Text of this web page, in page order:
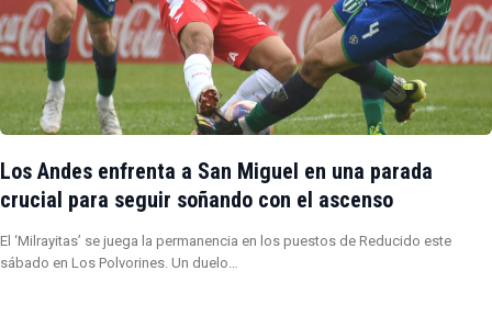
Los Andes enfrenta a San Miguel en una parada
crucial para seguir soñando con el ascenso
El ‘Milrayitas’ se juega la permanencia en los puestos de Reducido este
sábado en Los Polvorines. Un duelo…